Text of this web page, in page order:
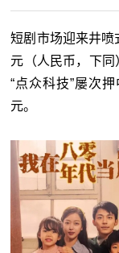
短剧市场迎来井喷
元（人民币，下
“点众科技”屡次
元。